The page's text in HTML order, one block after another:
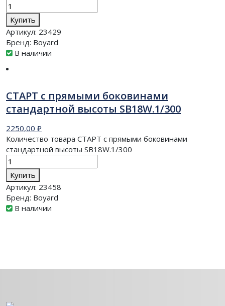
Купить
Артикул: 23429
Бренд: Boyard
В наличии
СТАРТ с прямыми боковинами
стандартной высоты SB18W.1/300
2250,00 ₽
Количество товара СТАРТ с прямыми боковинами
стандартной высоты SB18W.1/300
Купить
Артикул: 23458
Бренд: Boyard
В наличии